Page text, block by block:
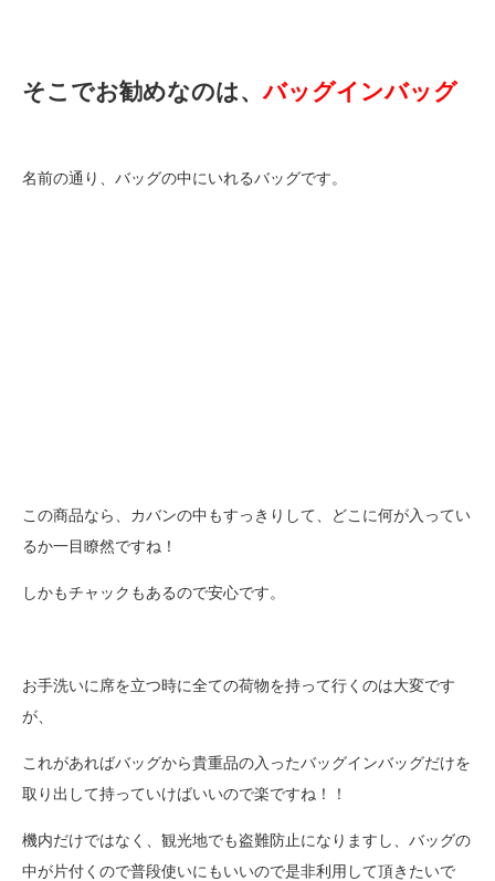
そこでお勧めなのは、バッグインバッグ
名前の通り、バッグの中にいれるバッグです。
この商品なら、カバンの中もすっきりして、どこに何が入ってい
るか一目瞭然ですね！
しかもチャックもあるので安心です。
お手洗いに席を立つ時に全ての荷物を持って行くのは大変です
が、
これがあればバッグから貴重品の入ったバッグインバッグだけを
取り出して持っていけばいいので楽ですね！！
機内だけではなく、観光地でも盗難防止になりますし、バッグの
中が片付くので普段使いにもいいので是非利用して頂きたいで